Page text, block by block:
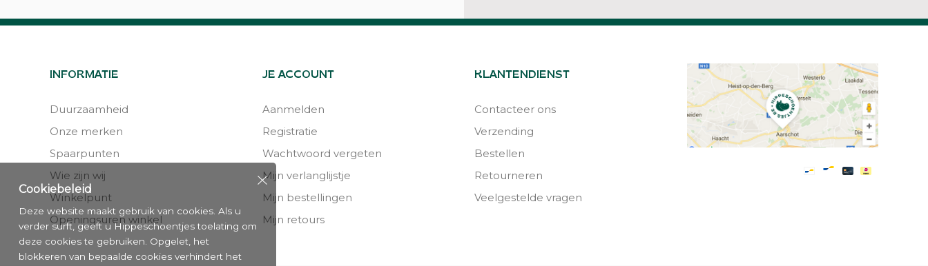
INFORMATIE
Duurzaamheid
Onze merken
Spaarpunten
Wie zijn wij
Winkelpunt
Openingsuren winkel
JE ACCOUNT
Aanmelden
Registratie
Wachtwoord vergeten
Mijn verlanglijstje
Mijn bestellingen
Mijn retours
KLANTENDIENST
Contacteer ons
Verzending
Bestellen
Retourneren
Veelgestelde vragen
Cookiebeleid
Deze website maakt gebruik van cookies. Als u
verder surft, geeft u Hippeschoentjes toelating om
deze cookies te gebruiken. Opgelet, het
blokkeren van bepaalde cookies verhindert het